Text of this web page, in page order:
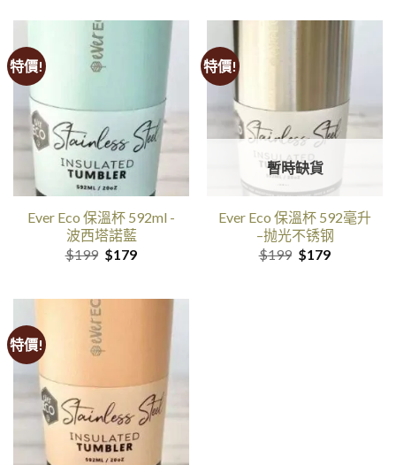
特價!
Ever Eco 保溫杯 592ml -
波西塔諾藍
$199 原
价
$179目
价
是:$179。
特價!
暫時缺貨
Ever Eco 保溫杯 592毫升
–抛光不锈钢
$199 原
价
$179目
特價!